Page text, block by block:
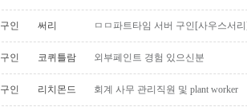
구인 써리 ㅁㅁ파트타임 서버 구인[사우스서
구인 코퀴틀람 외부페인트 경험 있으신분
구인 리치몬드 회계 사무 관리직원 및 plant worker